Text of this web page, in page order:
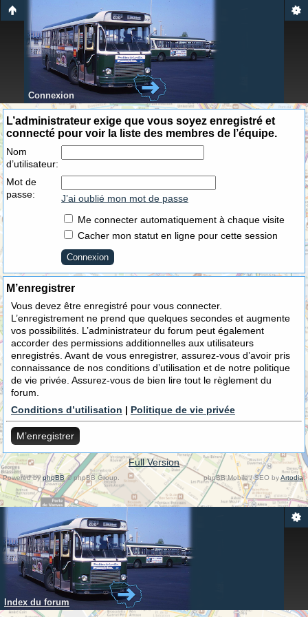
Connexion
L’administrateur exige que vous soyez enregistré et
connecté pour voir la liste des membres de l’équipe.
Nom
d’utilisateur:
Mot de
passe:
J’ai oublié mon mot de passe
Me connecter automatiquement à chaque visite
Cacher mon statut en ligne pour cette session
M’enregistrer
Vous devez être enregistré pour vous connecter.
L’enregistrement ne prend que quelques secondes et augmente
vos possibilités. L’administrateur du forum peut également
accorder des permissions additionnelles aux utilisateurs
enregistrés. Avant de vous enregistrer, assurez-vous d’avoir pris
connaissance de nos conditions d’utilisation et de notre politique
de vie privée. Assurez-vous de bien lire tout le règlement du
forum.
Conditions d’utilisation | Politique de vie privée
M’enregistrer
Full Version
Powered byphpBB© phpBB Group. phpBB Mobile / SEO byArtodia.
Index du forum